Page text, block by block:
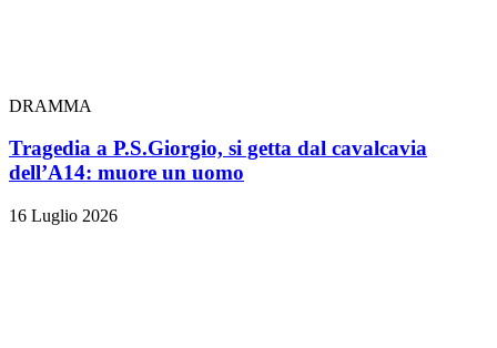
DRAMMA
Tragedia a P.S.Giorgio, si getta dal cavalcavia
dell’A14: muore un uomo
16 Luglio 2026